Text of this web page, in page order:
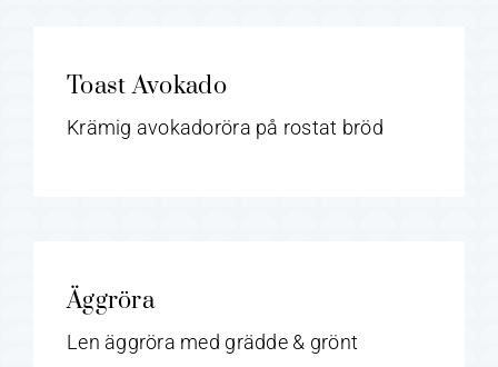
Toast Avokado
Krämig avokadoröra på rostat bröd
Äggröra
Len äggröra med grädde & grönt